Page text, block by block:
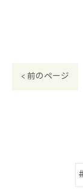
< 前のページ